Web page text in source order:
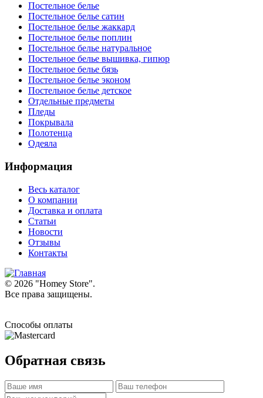
Постельное белье
Постельное белье сатин
Постельное белье жаккард
Постельное белье поплин
Постельное белье натуральное
Постельное белье вышивка, гипюр
Постельное белье бязь
Постельное белье эконом
Постельное белье детское
Отдельные предметы
Пледы
Покрывала
Полотенца
Одеяла
Информация
Весь каталог
О компании
Доставка и оплата
Статьи
Новости
Отзывы
Контакты
© 2026 "Homey Store".
Все права защищены.
Способы оплаты
Обратная связь